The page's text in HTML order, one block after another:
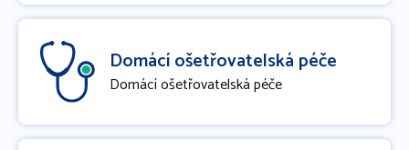
Domácí ošetřovatelská péče
Domácí ošetřovatelská péče